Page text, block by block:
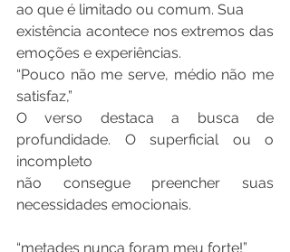
ao que é limitado ou comum. Sua
existência acontece nos extremos das
emoções e experiências.
“Pouco não me serve, médio não me
satisfaz,”
O verso destaca a busca de
profundidade. O superficial ou o
incompleto
não consegue preencher suas
necessidades emocionais.
“metades nunca foram meu forte!”